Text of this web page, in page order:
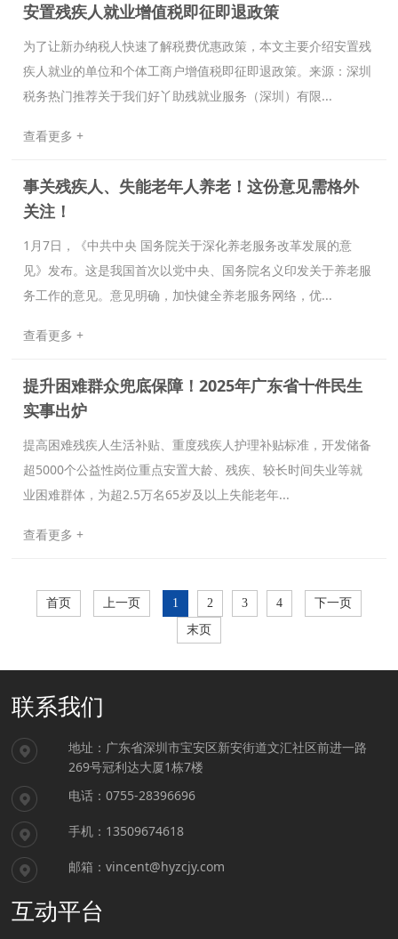
安置残疾人就业增值税即征即退政策
为了让新办纳税人快速了解税费优惠政策，本文主要介绍安置残
疾人就业的单位和个体工商户增值税即征即退政策。来源：深圳
税务热门推荐关于我们好丫助残就业服务（深圳）有限...
查看更多 +
事关残疾人、失能老年人养老！这份意见需格外
关注！
1月7日，《中共中央 国务院关于深化养老服务改革发展的意
见》发布。这是我国首次以党中央、国务院名义印发关于养老服
务工作的意见。意见明确，加快健全养老服务网络，优...
查看更多 +
提升困难群众兜底保障！2025年广东省十件民生
实事出炉
提高困难残疾人生活补贴、重度残疾人护理补贴标准，开发储备
超5000个公益性岗位重点安置大龄、残疾、较长时间失业等就
业困难群体，为超2.5万名65岁及以上失能老年...
查看更多 +
首页 上一页 1 2 3 4
下一页
末页
联系我们
地址：广东省深圳市宝安区新安街道文汇社区前进一路
269号冠利达大厦1栋7楼
电话：0755-28396696
手机：13509674618
邮箱：vincent@hyzcjy.com
互动平台